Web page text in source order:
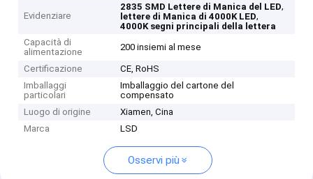
Evidenziare
2835 SMD Lettere di Manica del LED,
lettere di Manica di 4000K LED,
4000K segni principali della lettera
Capacità di
alimentazione
200 insiemi al mese
Certificazione
CE, RoHS
Imballaggi
particolari
Imballaggio del cartone del
compensato
Luogo di origine
Xiamen, Cina
Marca
LSD
Osservi più